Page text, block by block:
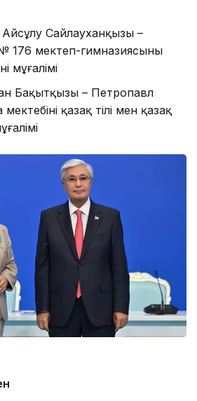
Сайлауханқызы –
176 мектеп-гимназиясының
мұғалімі
Бақытқызы – Петропавл
қазақ тілі мен қазақ